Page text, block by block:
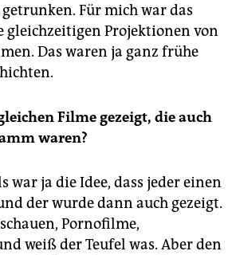
Für mich war das
gleichzeitigen Projektionen von
Das waren ja ganz frühe
Filme gezeigt, die auch
waren?
war ja die Idee, dass jeder einen
der wurde dann auch gezeigt.
Pornofilme,
weiß der Teufel was. Aber den